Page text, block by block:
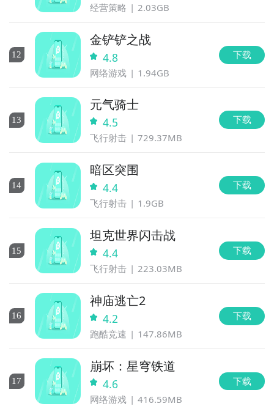
经营策略 2.03GB
12
金铲铲之战
4.8
网络游戏 1.94GB
下载
13
元气骑士
4.5
飞行射击 729.37MB
下载
14
暗区突围
4.4
飞行射击 1.9GB
下载
15
坦克世界闪击战
4.4
飞行射击 223.03MB
下载
16
神庙逃亡2
4.2
跑酷竞速 147.86MB
下载
17
崩坏：星穹铁道
4.6
网络游戏 416.59MB
下载